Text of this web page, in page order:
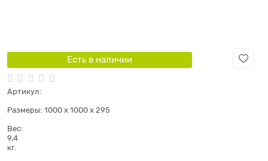
Есть в наличии
Артикул:
Размеры: 1000 x 1000 x 295
Вес:
9,4
кг.